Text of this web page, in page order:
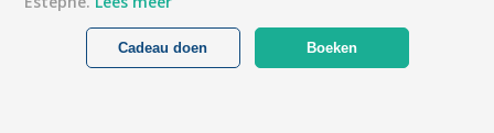
Boeken
Cadeau doen